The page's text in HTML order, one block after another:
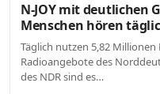
N-JOY mit deutlichen
Menschen hören
Täglich nutzen 5,82
Radioangebote des
des NDR sind es…